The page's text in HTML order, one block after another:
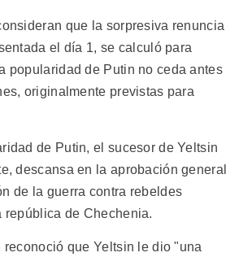
que la sorpresiva renuncia
el día 1, se calculó para
popularidad de Putin no ceda antes
originalmente previstas para
de Putin, el sucesor de Yeltsin
descansa en la aprobación general
de la guerra contra rebeldes
república de Chechenia.
reconoció que Yeltsin le dio "una